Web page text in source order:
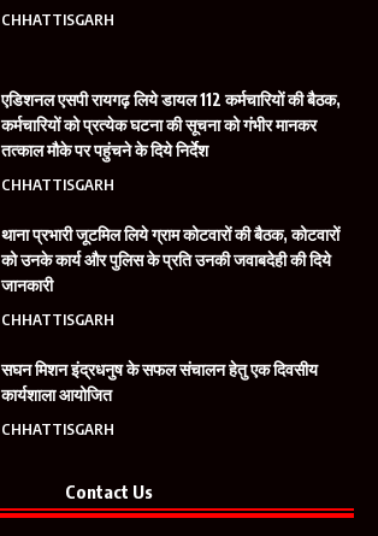
CHHATTISGARH
एडिशनल एसपी रायगढ़ लिये डायल 112 कर्मचारियों की बैठक,
कर्मचारियों को प्रत्येक घटना की सूचना को गंभीर मानकर
तत्काल मौके पर पहुंचने के दिये निर्देश
CHHATTISGARH
थाना प्रभारी जूटमिल लिये ग्राम कोटवारों की बैठक, कोटवारों
को उनके कार्य और पुलिस के प्रति उनकी जवाबदेही की दिये
जानकारी
CHHATTISGARH
सघन मिशन इंद्रधनुष के सफल संचालन हेतु एक दिवसीय
कार्यशाला आयोजित
CHHATTISGARH
Contact Us